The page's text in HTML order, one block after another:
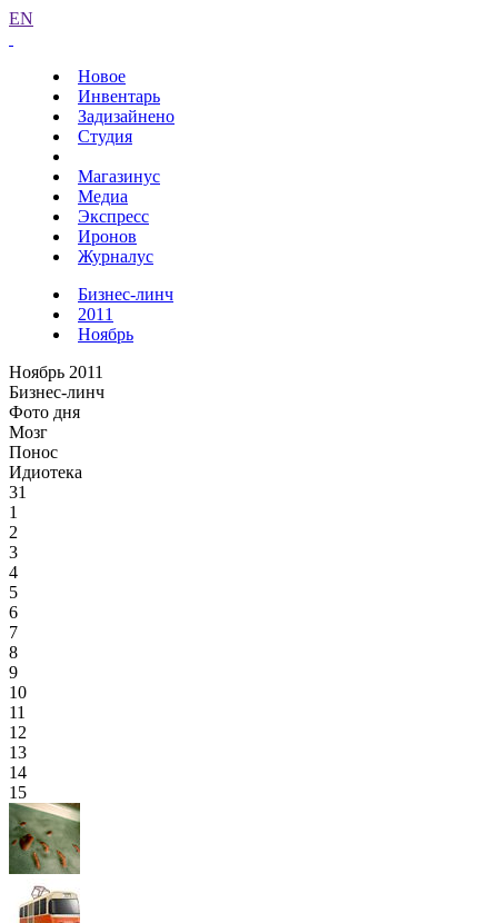
EN
Новое
Инвентарь
Задизайнено
Студия
Магазинус
Медиа
Экспресс
Иронов
Журналус
Бизнес-линч
2011
Ноябрь
Ноябрь 2011
Бизнес-линч
Фото дня
Мозг
Понос
Идиотека
31
1
2
3
4
5
6
7
8
9
10
11
12
13
14
15